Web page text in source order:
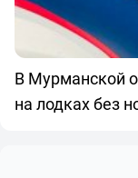
В Мурманской
на лодках без